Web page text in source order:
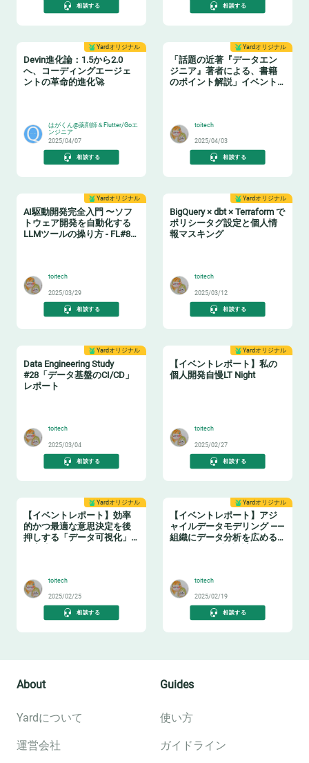
相談する 相談する
Yardオリジナル
Devin進化論：1.5から2.0
へ、コーディングエージェ
ントの革命的進化🚀
はがくん@薬剤師＆Flutter/Goエ
ンジニア
2025/04/07
相談する
Yardオリジナル
「話題の近著『データエン
ジニア』著者による、書籍
のポイント解説」イベント
toitech
2025/04/03
相談する
Yardオリジナル
AI駆動開発完全入門 〜ソフ
トウェア開発を自動化する
LLMツールの操り方 - FL#87
toitech
2025/03/29
相談する
Yardオリジナル
BigQuery × dbt × Terraform で
ポリシータグ設定と個人情
報マスキング
toitech
2025/03/12
相談する
Yardオリジナル
Data Engineering Study
#28「データ基盤のCI/CD」
レポート
toitech
2025/03/04
相談する
Yardオリジナル
【イベントレポート】私の
個人開発自慢LT Night
toitech
2025/02/27
相談する
Yardオリジナル
【イベントレポート】効率
的かつ最適な意思決定を後
押しする「データ可視化」
toitech
2025/02/25
相談する
Yardオリジナル
【イベントレポート】アジ
ャイルデータモデリング ——
組織にデータ分析を広める
toitech
2025/02/19
相談する
About
Yardについて
運営会社
Guides
使い方
ガイドライン